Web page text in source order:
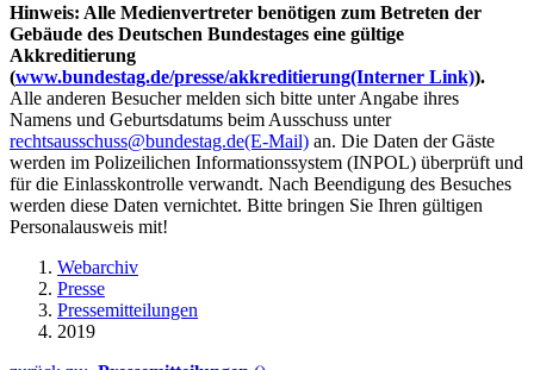
Hinweis: Alle Medienvertreter benötigen zum Betreten der
Gebäude des Deutschen Bundestages eine gültige
Akkreditierung
(www.bundestag.de/presse/akkreditierung(Interner Link)).
Alle anderen Besucher melden sich bitte unter Angabe ihres
Namens und Geburtsdatums beim Ausschuss unter
rechtsausschuss@bundestag.de(E-Mail) an. Die Daten der Gäste
werden im Polizeilichen Informationssystem (INPOL) überprüft und
für die Einlasskontrolle verwandt. Nach Beendigung des Besuches
werden diese Daten vernichtet. Bitte bringen Sie Ihren gültigen
Personalausweis mit!
Webarchiv
Presse
Pressemitteilungen
2019